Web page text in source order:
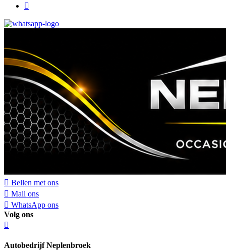
Bellen met ons
Mail ons
WhatsApp ons
Volg ons
Autobedrijf Neplenbroek